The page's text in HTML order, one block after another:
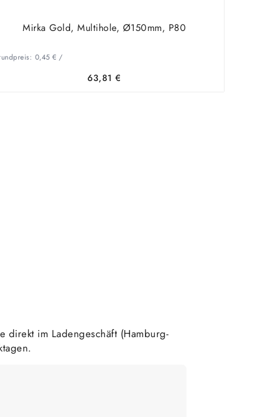
Mirka Gold, Multihole, Ø150mm, P80
0,45 €/
63,81€
direkt im Ladengeschäft (Hamburg-